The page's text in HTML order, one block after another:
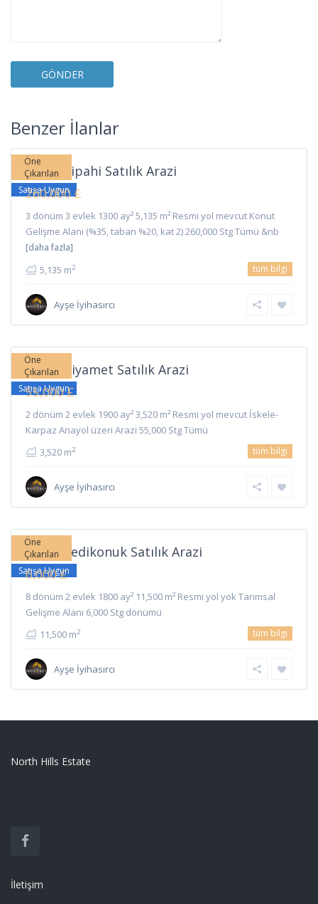
Benzer İlanlar
İskele
Öne
Çıkarılan
Satışa Uygun
İskele Sipahi Satılık Arazi
260,000 £
3 dönüm 3 evlek 1300 ay² 5,135 m² Resmi yol mevcut Konut
Gelişme Alanı (%35, taban %20, kat 2) 260,000 Stg Tümü &nb
[daha fazla]
5,135 m2 tüm bilgi
Ayşe İyihasırcı
Ziyamet
Öne
Çıkarılan
Satışa Uygun
İskele Ziyamet Satılık Arazi
55,000 £
2 dönüm 2 evlek 1900 ay² 3,520 m² Resmi yol mevcut İskele-
Karpaz Anayol üzeri Arazi 55,000 Stg Tümü
3,520 m2 tüm bilgi
Ayşe İyihasırcı
Yedikonuk
Öne
Çıkarılan
Satışa Uygun
İskele Yedikonuk Satılık Arazi
6,000 £
8 dönüm 2 evlek 1800 ay² 11,500 m² Resmi yol yok Tarımsal
Gelişme Alanı 6,000 Stg dönümü
11,500 m2 tüm bilgi
Ayşe İyihasırcı
North Hills Estate
İletişim